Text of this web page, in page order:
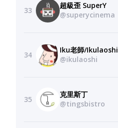
33
超級歪 SuperY
@superycinema
34
Iku老師/Ikulaoshi
@ikulaoshi
35
克里斯丁
@tingsbistro